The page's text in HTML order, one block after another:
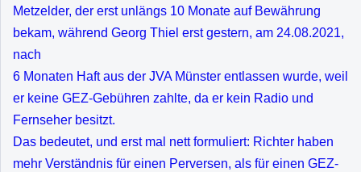
Metzelder, der erst unlängs 10 Monate auf Bewährung
bekam, während Georg Thiel erst gestern, am 24.08.2021,
nach
6 Monaten Haft aus der JVA Münster entlassen wurde, weil
er keine GEZ-Gebühren zahlte, da er kein Radio und
Fernseher besitzt.
Das bedeutet, und erst mal nett formuliert: Richter haben
mehr Verständnis für einen Perversen, als für einen GEZ-